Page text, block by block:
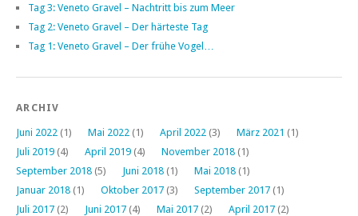
Tag 3: Veneto Gravel – Nachtritt bis zum Meer
Tag 2: Veneto Gravel – Der härteste Tag
Tag 1: Veneto Gravel – Der frühe Vogel…
ARCHIV
Juni 2022 (1) Mai 2022 (1) April 2022 (3) März 2021 (1)
Juli 2019 (4) April 2019 (4) November 2018 (1)
September 2018 (5) Juni 2018 (1) Mai 2018 (1)
Januar 2018 (1) Oktober 2017 (3) September 2017 (1)
Juli 2017 (2) Juni 2017 (4) Mai 2017 (2) April 2017 (2)